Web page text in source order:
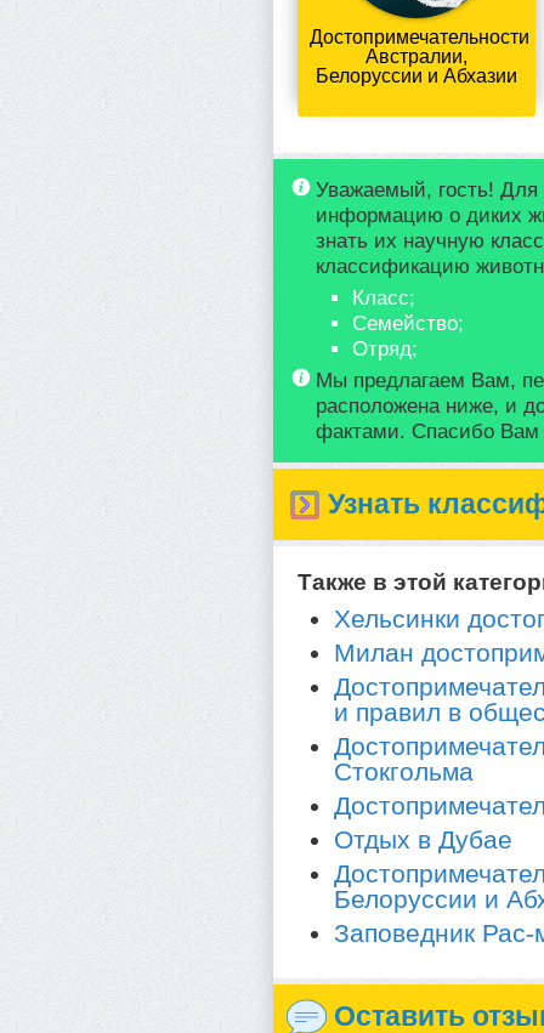
Достопримечательности
Австралии,
Белоруссии и Абхазии
Уважаемый, гость! Для
информацию о диких
знать их научную
классификацию
Класс;
Семейство;
Отряд;
Мы предлагаем Вам,
расположена ниже, и
фактами. Спасибо
Узнать
Также в этой
Хельсинки
Милан
и правил в
Стокгольма
Отдых в Дубае
Белоруссии и
Заповедник
Оставить